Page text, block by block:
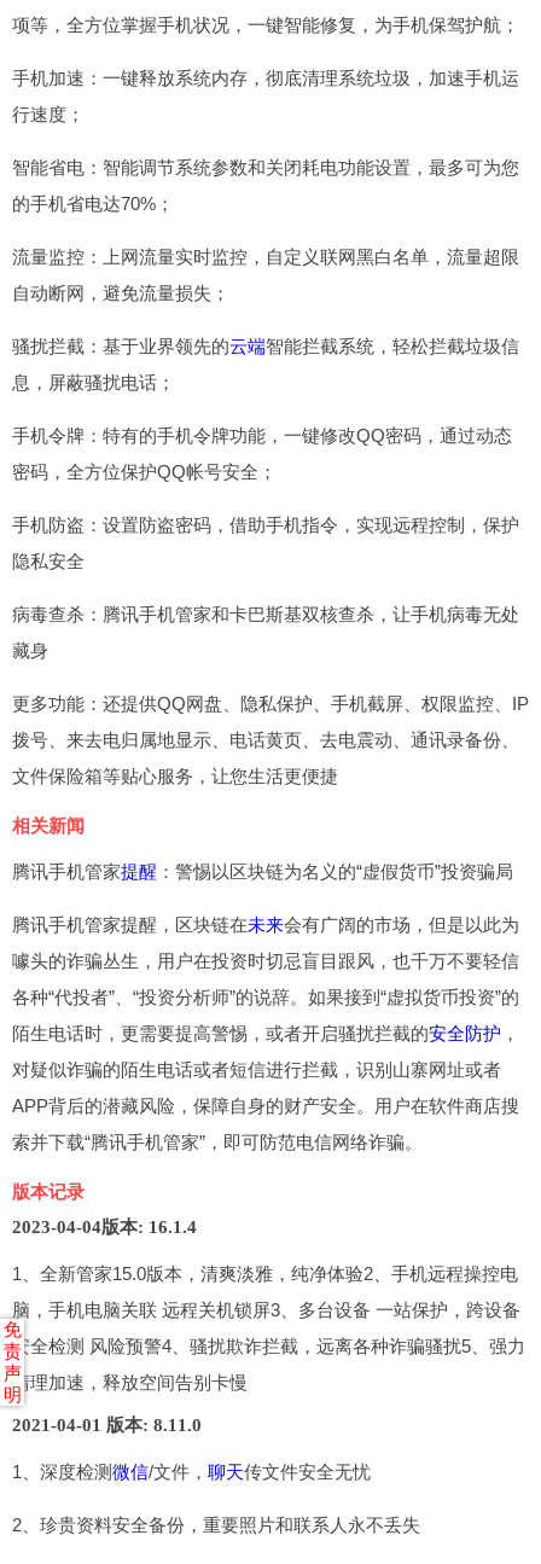
项等，全方位掌握手机状况，一键智能修复，为手机保驾护航；
手机加速：一键释放系统内存，彻底清理系统垃圾，加速手机运
行速度；
智能省电：智能调节系统参数和关闭耗电功能设置，最多可为您
的手机省电达70%；
流量监控：上网流量实时监控，自定义联网黑白名单，流量超限
自动断网，避免流量损失；
骚扰拦截：基于业界领先的云端智能拦截系统，轻松拦截垃圾信
息，屏蔽骚扰电话；
手机令牌：特有的手机令牌功能，一键修改QQ密码，通过动态
密码，全方位保护QQ帐号安全；
手机防盗：设置防盗密码，借助手机指令，实现远程控制，保护
隐私安全
病毒查杀：腾讯手机管家和卡巴斯基双核查杀，让手机病毒无处
藏身
更多功能：还提供QQ网盘、隐私保护、手机截屏、权限监控、IP
拨号、来去电归属地显示、电话黄页、去电震动、通讯录备份、
文件保险箱等贴心服务，让您生活更便捷
相关新闻
腾讯手机管家提醒 ：警惕以区块链为名义的“虚假货币”投资骗局
腾讯手机管家提醒，区块链在未来会有广阔的市场，但是以此为
噱头的诈骗丛生，用户在投资时切忌盲目跟风，也千万不要轻信
各种“代投者”、“投资分析师”的说辞。如果接到“虚拟货币投资”的
陌生电话时，更需要提高警惕，或者开启骚扰拦截的安全防护 ，
对疑似诈骗的陌生电话或者短信进行拦截，识别山寨网址或者
APP背后的潜藏风险，保障自身的财产安全。用户在软件商店搜
索并下载“腾讯手机管家”，即可防范电信网络诈骗。
版本记录
2023-04-04版本: 16.1.4
1、全新管家15.0版本，清爽淡雅，纯净体验2、手机远程操控电
脑，手机电脑关联 远程关机锁屏3、多台设备 一站保护，跨设备
安全检测 风险预警4、骚扰欺诈拦截，远离各种诈骗骚扰5、强力
清理加速，释放空间告别卡慢
2021-04-01 版本: 8.11.0
1、深度检测微信/文件， 聊天传文件安全无忧
2、珍贵资料安全备份，重要照片和联系人永不丢失
免
责
声
明